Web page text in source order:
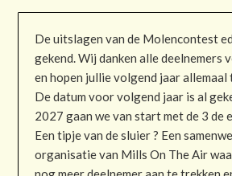
De uitslagen van de Molencontest
gekend. Wij danken alle deelnemers
en hopen jullie volgend jaar allemaal
De datum voor volgend jaar is al
2027 gaan we van start met de 3 de
Een tipje van de sluier ? Een
organisatie van Mills On The Air